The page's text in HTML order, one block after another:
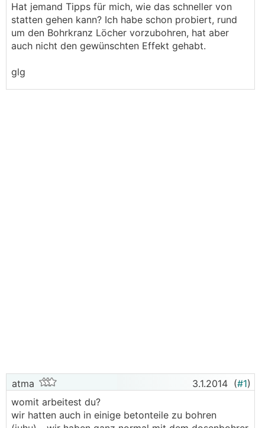
Hat jemand Tipps für mich, wie das schneller von
statten gehen kann? Ich habe schon probiert, rund
um den Bohrkranz Löcher vorzubohren, hat aber
auch nicht den gewünschten Effekt gehabt.
glg
atma 3.1.2014 (#1)
womit arbeitest du?
wir hatten auch in einige betonteile zu bohren